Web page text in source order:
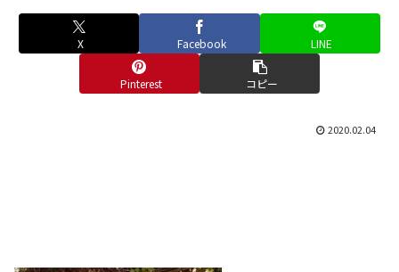
X Facebook LINE
Pinterest コピー
2020.02.04